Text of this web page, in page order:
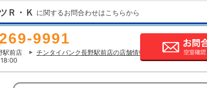
Ｒ・Ｋ に関するお問合わせはこちらから
9991
駅前店
チンタイバンク長野駅前店の店舗情報